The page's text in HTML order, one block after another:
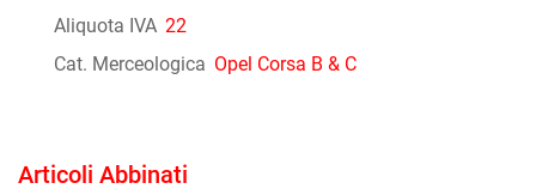
Aliquota IVA 22
Cat. Merceologica Opel Corsa B & C
Articoli Abbinati